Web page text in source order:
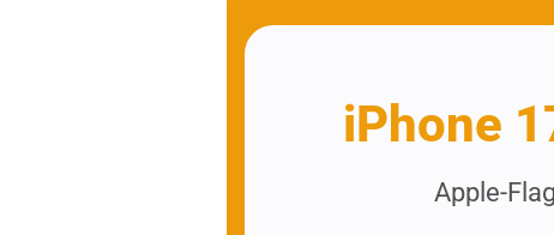
iPhone
Apple-